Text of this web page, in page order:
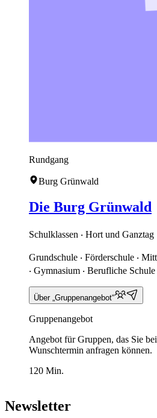
Rundgang
Burg Grünwald
Die Burg Grünwald
Schulklassen ‧ Hort und Ganztag
Grundschule ‧ Förderschule ‧
‧ Gymnasium ‧ Berufliche Schule
Über „Gruppenangebot“
Gruppenangebot
Angebot für Gruppen, das Sie
Wunschtermin anfragen können.
120 Min.
Newsletter